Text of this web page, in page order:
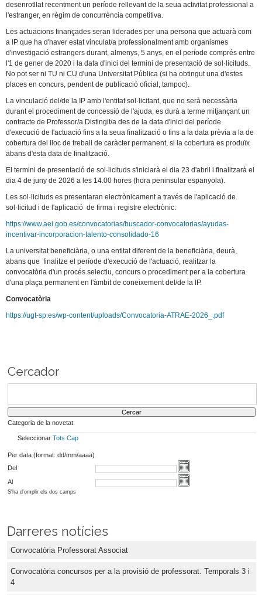
desenrotllat recentment un període rellevant de la seua activitat professional a
l'estranger, en règim de concurrència competitiva.
Les actuacions finançades seran liderades per una persona que actuarà com
a IP que ha d'haver estat vinculat/a professionalment amb organismes
d'investigació estrangers durant, almenys, 5 anys, en el període comprés entre
l'1 de gener de 2020 i la data d'inici del termini de presentació de sol·licituds.
No pot ser ni TU ni CU d'una Universitat Pública (si ha obtingut una d'estes
places en concurs, pendent de publicació oficial, tampoc).
La vinculació del/de la IP amb l'entitat sol·licitant, que no serà necessària
durant el procediment de concessió de l'ajuda, es durà a terme mitjançant un
contracte de Professor/a Distingit/a des de la data d'inici del període
d'execució de l'actuació fins a la seua finalització o fins a la data prèvia a la de
cobertura del lloc de treball de caràcter permanent, si la cobertura es produïx
abans d'esta data de finalització.
El termini de presentació de sol·licituds s'iniciarà el dia 23 d'abril i finalitzarà el
dia 4 de juny de 2026 a les 14.00 hores (hora peninsular espanyola).
Les sol·licituds es presentaran electrònicament a través de l'aplicació de
sol·licitud i de l'aplicació de firma i registre electrònic:
https://www.aei.gob.es/convocatorias/buscador-convocatorias/ayudas-
incentivar-incorporacion-talento-consolidado-16
La universitat beneficiària, o una entitat diferent de la beneficiària, deurà,
abans que finalitze el període d'execució de l'actuació, realitzar la
convocatòria d'un procés selectiu, concurs o procediment per a la cobertura
d'una plaça permanent en l'àmbit de coneixement del/de la IP.
Convocatòria
https://ugt-sp.es/wp-content/uploads/Convocatoria-ATRAE-2026_.pdf
Cercador
Categoria de la novetat:
Seleccionar Tots Cap
Per data (format: dd/mm/aaaa)
Del
Al
S'ha d'omplir els dos camps
Darreres notícies
Convocatòria Professorat Associat
Convocatòria concursos per a la provisió de professorat. Temporals 3 i
4